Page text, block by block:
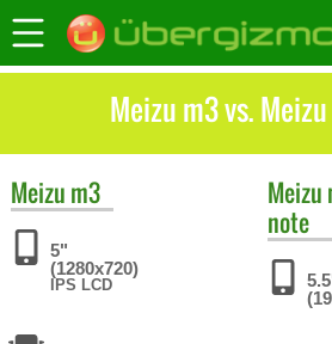
Meizu m3 vs.
Meizu m3
5"
(1280x720)
IPS LCD
Meizu
note